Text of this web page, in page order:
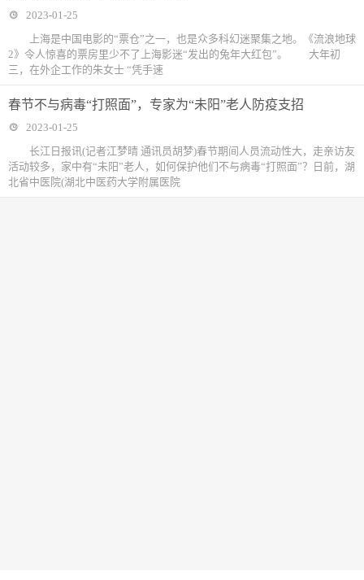
2023-01-25
上海是中国电影的“票仓”之一，也是众多科幻迷聚集之地。《流浪地球
2》令人惊喜的票房里少不了上海影迷“发出的兔年大红包”。 大年初
三，在外企工作的朱女士 “凭手速
春节不与病毒“打照面”，专家为“未阳”老人防疫支招
2023-01-25
长江日报讯(记者江梦晴 通讯员胡梦)春节期间人员流动性大，走亲访友
活动较多，家中有“未阳”老人，如何保护他们不与病毒“打照面”？日前，湖
北省中医院(湖北中医药大学附属医院